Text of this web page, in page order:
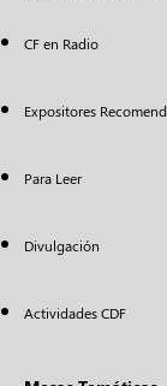
CF en Radio
Expositores
Para Leer
Divulgación
Actividades CDF